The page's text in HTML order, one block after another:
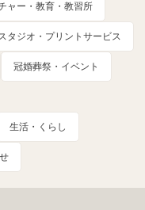
ャー・教育・教習所
タジオ・プリントサービス
冠婚葬祭・イベント
生活・くらし